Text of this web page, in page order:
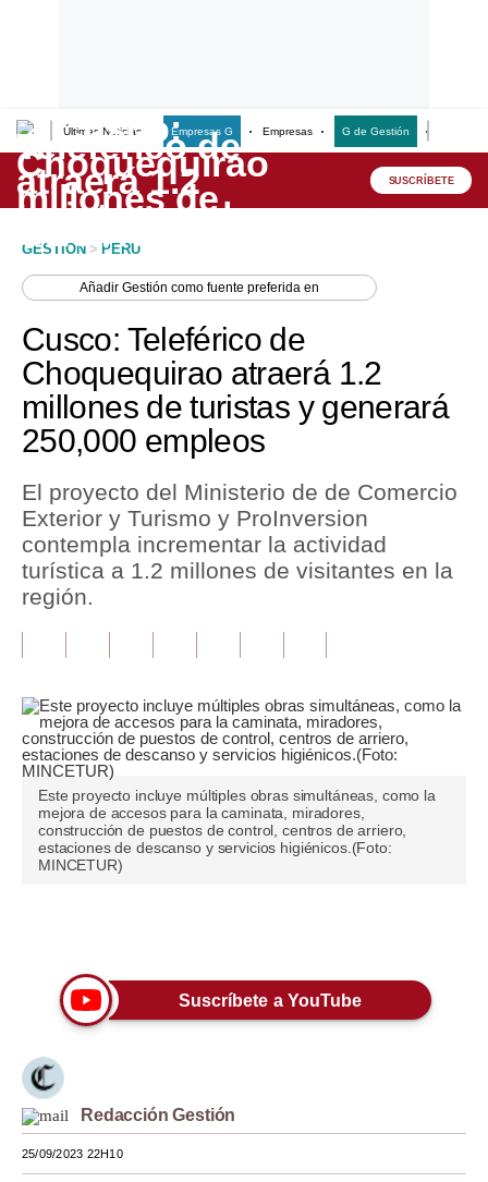
Últimas Noticias Empresas G Empresas G de Gestión
Lo último
Peru Quiosco
Economía
Mercados
Perú
Política
Tu Dinero
Finanzas Personales
Plus G
Opinión
Editorial
Pregunta de hoy
Blogs
Moda
Mundo
EEUU
SUSCRÍBETE
GESTION > PERU
AñadirGestión como fuente preferida en
Cusco: Teleférico de
Choquequirao atraerá 1.2
millones de turistas y generará
250,000 empleos
El proyecto del Ministerio de de Comercio
Exterior y Turismo y ProInversion
contempla incrementar la actividad
turística a 1.2 millones de visitantes en la
región.
Este proyecto incluye múltiples obras simultáneas, como la
mejora de accesos para la caminata, miradores,
construcción de puestos de control, centros de arriero,
estaciones de descanso y servicios higiénicos.(Foto:
MINCETUR)
Suscríbete a YouTube
Redacción Gestión
25/09/2023 22H10